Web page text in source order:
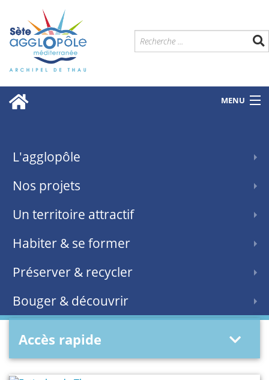
MENU
L'agglopôle
Nos projets
Un territoire attractif
Habiter & se former
Préserver & recycler
Bouger & découvrir
Accès rapide